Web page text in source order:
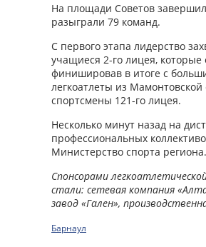
На площади Советов
разыграли 79 команд.
С первого этапа лидерство
учащиеся 2-го лицея,
финишировав в итоге с
легкоатлеты из
спортсмены 121-го лицея.
Несколько минут назад на
профессиональных
Министерство спорта
Спонсорами
стали: сетевая компания
завод «Гален»,
Барнаул